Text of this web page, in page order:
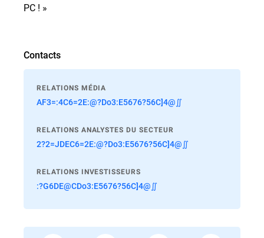
PC ! »
Contacts
RELATIONS MÉDIA
AF3=:4C6=2E:@?Do3:E5676?56C]4@∬
RELATIONS ANALYSTES DU SECTEUR
2?2=JDEC6=2E:@?Do3:E5676?56C]4@∬
RELATIONS INVESTISSEURS
:?G6DE@CDo3:E5676?56C]4@∬